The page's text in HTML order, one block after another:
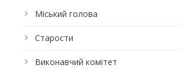
Міський голова
Старости
Виконавчий комітет